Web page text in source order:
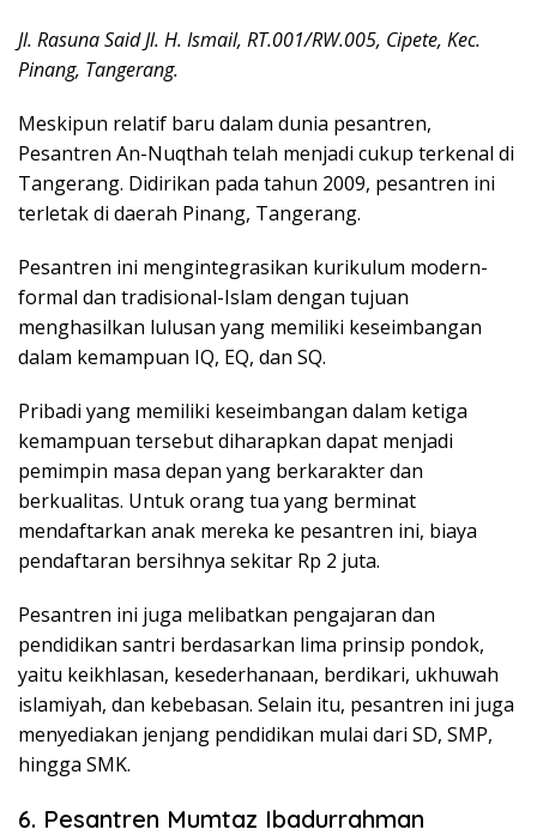
Jl. Rasuna Said Jl. H. Ismail, RT.001/RW.005, Cipete, Kec.
Pinang, Tangerang.
Meskipun relatif baru dalam dunia pesantren,
Pesantren An-Nuqthah telah menjadi cukup terkenal di
Tangerang. Didirikan pada tahun 2009, pesantren ini
terletak di daerah Pinang, Tangerang.
Pesantren ini mengintegrasikan kurikulum modern-
formal dan tradisional-Islam dengan tujuan
menghasilkan lulusan yang memiliki keseimbangan
dalam kemampuan IQ, EQ, dan SQ.
Pribadi yang memiliki keseimbangan dalam ketiga
kemampuan tersebut diharapkan dapat menjadi
pemimpin masa depan yang berkarakter dan
berkualitas. Untuk orang tua yang berminat
mendaftarkan anak mereka ke pesantren ini, biaya
pendaftaran bersihnya sekitar Rp 2 juta.
Pesantren ini juga melibatkan pengajaran dan
pendidikan santri berdasarkan lima prinsip pondok,
yaitu keikhlasan, kesederhanaan, berdikari, ukhuwah
islamiyah, dan kebebasan. Selain itu, pesantren ini juga
menyediakan jenjang pendidikan mulai dari SD, SMP,
hingga SMK.
6. Pesantren Mumtaz Ibadurrahman